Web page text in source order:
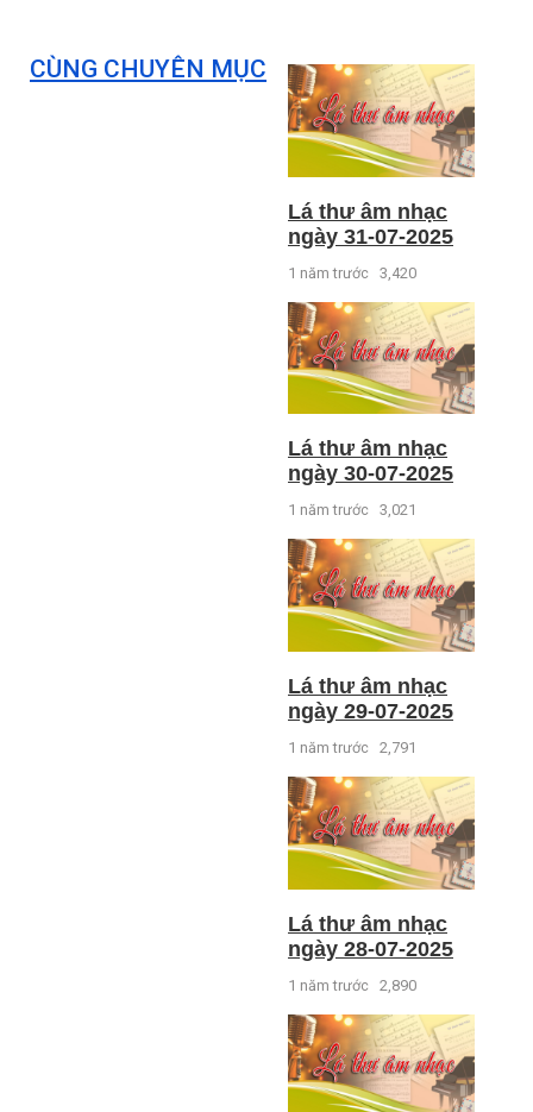
CÙNG CHUYÊN MỤC
Lá thư âm nhạc
ngày 31-07-2025
1 năm trước 3,420
Lá thư âm nhạc
ngày 30-07-2025
1 năm trước 3,021
Lá thư âm nhạc
ngày 29-07-2025
1 năm trước 2,791
Lá thư âm nhạc
ngày 28-07-2025
1 năm trước 2,890